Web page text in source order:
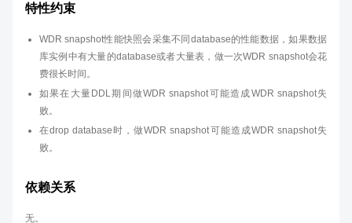
特性约束
WDR snapshot性能快照会采集不同database的性能数据，如果数据
库实例中有大量的database或者大量表，做一次WDR snapshot会花
费很长时间。
如果在大量DDL期间做WDR snapshot可能造成WDR snapshot失
败。
在drop database时，做WDR snapshot可能造成WDR snapshot失
败。
依赖关系
无。